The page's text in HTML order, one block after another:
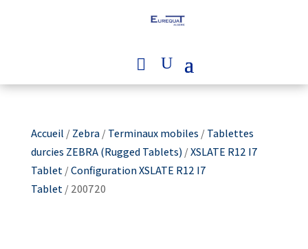
Accueil /Zebra/Terminaux mobiles /Tablettes
durcies ZEBRA (Rugged Tablets)/XSLATE R12 I7
Tablet/Configuration XSLATE R12 I7
Tablet/ 200720